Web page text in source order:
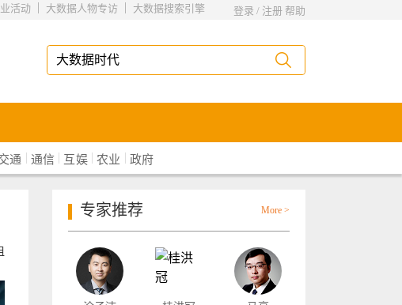
登录 / 注册 帮助
大数据搜索引擎
|
大数据人物专访
|
活动
通 | 通信 | 互娱 | 农业 | 政府
专家推荐 More >